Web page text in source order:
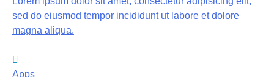
sed do eiusmod tempor incididunt ut labore et dolore
magna aliqua.
Apps